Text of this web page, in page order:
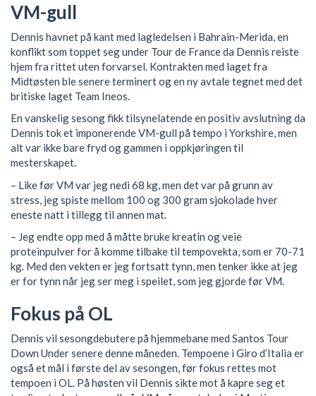
VM-gull
Dennis havnet på kant med lagledelsen i Bahrain-Merida, en
konflikt som toppet seg under Tour de France da Dennis reiste
hjem fra rittet uten forvarsel. Kontrakten med laget fra
Midtøsten ble senere terminert og en ny avtale tegnet med det
britiske laget Team Ineos.
En vanskelig sesong fikk tilsynelatende en positiv avslutning da
Dennis tok et imponerende VM-gull på tempo i Yorkshire, men
alt var ikke bare fryd og gammen i oppkjøringen til
mesterskapet.
– Like før VM var jeg nedi 68 kg, men det var på grunn av
stress, jeg spiste mellom 100 og 300 gram sjokolade hver
eneste natt i tillegg til annen mat.
– Jeg endte opp med å måtte bruke kreatin og veie
proteinpulver for å komme tilbake til tempovekta, som er 70-71
kg. Med den vekten er jeg fortsatt tynn, men tenker ikke at jeg
er for tynn når jeg ser meg i speilet, som jeg gjorde før VM.
Fokus på OL
Dennis vil sesongdebutere på hjemmebane med Santos Tour
Down Under senere denne måneden. Tempoene i Giro d’Italia er
også et mål i første del av sesongen, før fokus rettes mot
tempoen i OL. På høsten vil Dennis sikte mot å kapre seg et